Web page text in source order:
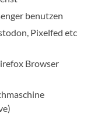
benutzen
Pixelfed etc
Browser